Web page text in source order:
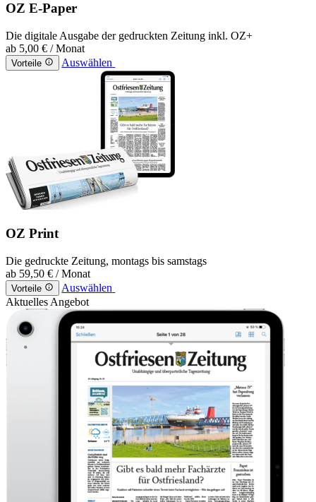
OZ E-Paper
Die digitale Ausgabe der gedruckten Zeitung inkl. OZ+
ab 5,00 € / Monat
Vorteile Auswählen
OZ Print
Die gedruckte Zeitung, montags bis samstags
ab 59,50 € / Monat
Vorteile
Auswählen
Aktuelles Angebot